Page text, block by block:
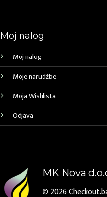
Moj nalog
Moj nalog
Moje narudžbe
Moja Wishlista
Odjava
MK Nova
© 2026